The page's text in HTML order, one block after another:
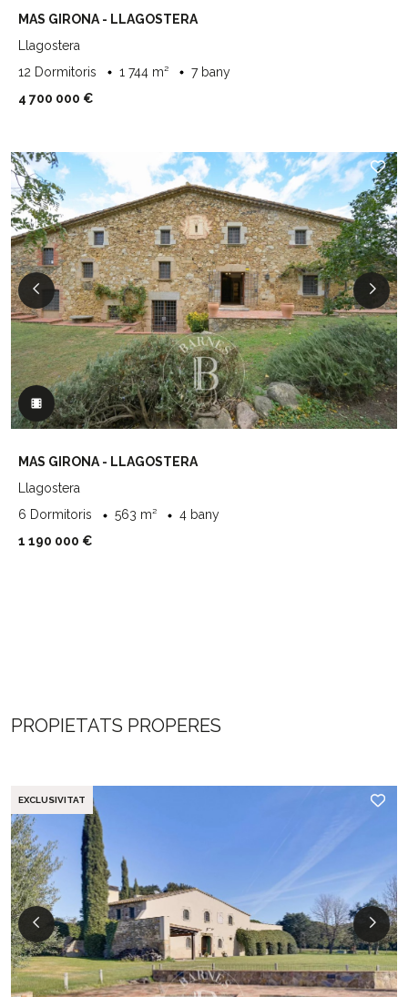
MAS GIRONA - LLAGOSTERA
Llagostera
12 Dormitoris
1 744 m²
7 bany
4 700 000 €
MAS GIRONA - LLAGOSTERA
Llagostera
6 Dormitoris
563 m²
4 bany
1 190 000 €
PROPIETATS PROPERES
EXCLUSIVITAT